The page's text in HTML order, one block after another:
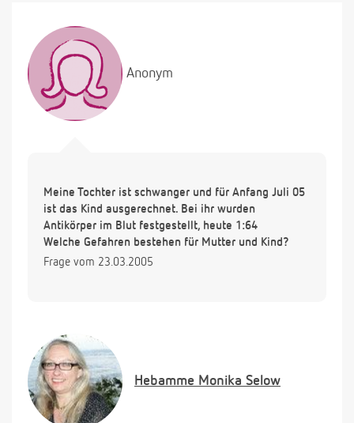
Anonym
Meine Tochter ist schwanger und für Anfang Juli 05
ist das Kind ausgerechnet. Bei ihr wurden
Antikörper im Blut festgestellt, heute 1:64
Welche Gefahren bestehen für Mutter und Kind?
Frage vom 23.03.2005
Hebamme Monika Selow